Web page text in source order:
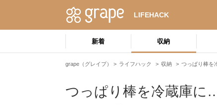
LIFEHACK
新着 収納
grape（グレイプ） ライフハック 収納 つっぱり棒を
つっぱり棒を冷蔵庫